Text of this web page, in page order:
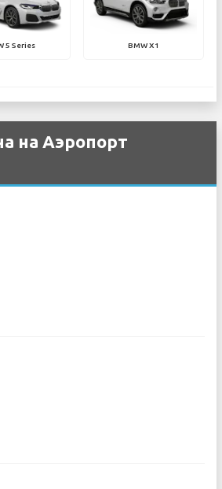
5 Series BMW X1
на Аэропорт